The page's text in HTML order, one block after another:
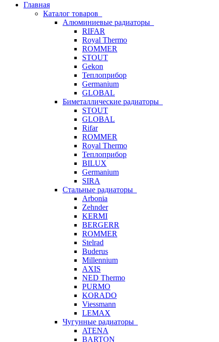
Главная
Каталог товаров
Алюминиевые радиаторы
RIFAR
Royal Thermo
ROMMER
STOUT
Gekon
Теплоприбор
Germanium
GLOBAL
Биметаллические радиаторы
STOUT
GLOBAL
Rifar
ROMMER
Royal Thermo
Теплоприбор
BILUX
Germanium
SIRA
Стальные радиаторы
Arbonia
Zehnder
KERMI
BERGERR
ROMMER
Stelrad
Buderus
Millennium
AXIS
NED Thermo
PURMO
KORADO
Viessmann
LEMAX
Чугунные радиаторы
ATENA
BARTON